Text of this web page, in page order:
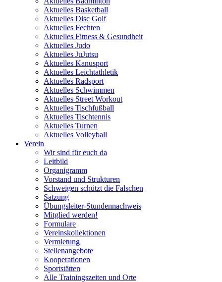
Aktuelles Basketball
Aktuelles Disc Golf
Aktuelles Fechten
Aktuelles Fitness & Gesundheit
Aktuelles Judo
Aktuelles JuJutsu
Aktuelles Kanusport
Aktuelles Leichtathletik
Aktuelles Radsport
Aktuelles Schwimmen
Aktuelles Street Workout
Aktuelles Tischfußball
Aktuelles Tischtennis
Aktuelles Turnen
Aktuelles Volleyball
Verein
Wir sind für euch da
Leitbild
Organigramm
Vorstand und Strukturen
Schweigen schützt die Falschen
Satzung
Übungsleiter-Stundennachweis
Mitglied werden!
Formulare
Vereinskollektionen
Vermietung
Stellenangebote
Kooperationen
Sportstätten
Alle Trainingszeiten und Orte